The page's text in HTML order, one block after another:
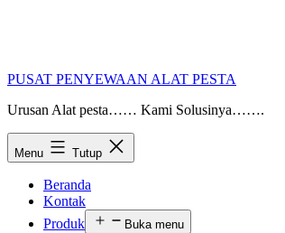
PUSAT PENYEWAAN ALAT PESTA
Urusan Alat pesta…… Kami Solusinya…….
Menu Tutup
Beranda
Kontak
Produk
Buka menu